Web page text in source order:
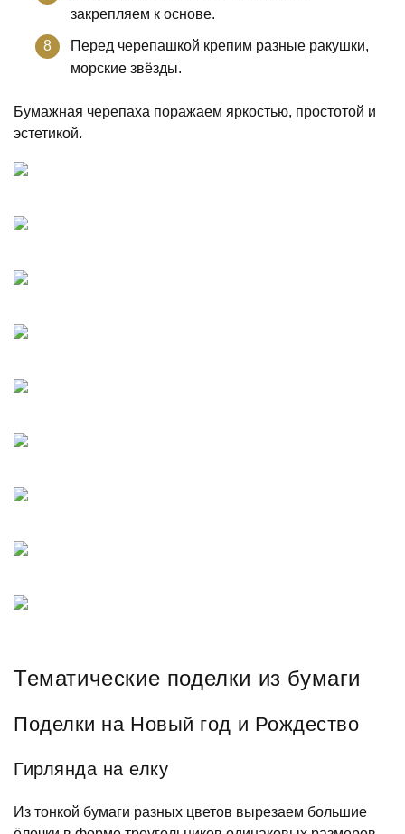
закрепляем к основе.
Перед черепашкой крепим разные ракушки,
морские звёзды.
Бумажная черепаха поражаем яркостью, простотой и
эстетикой.
Тематические поделки из бумаги
Поделки на Новый год и Рождество
Гирлянда на елку
Из тонкой бумаги разных цветов вырезаем большие